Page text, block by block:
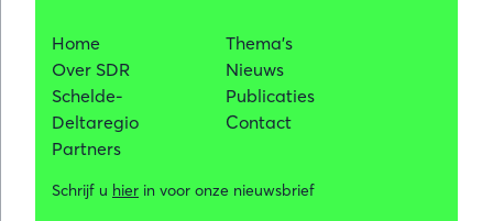
Home
Over SDR
Schelde-
Deltaregio
Partners
Thema's
Nieuws
Publicaties
Contact
Schrijf u hier in voor onze nieuwsbrief